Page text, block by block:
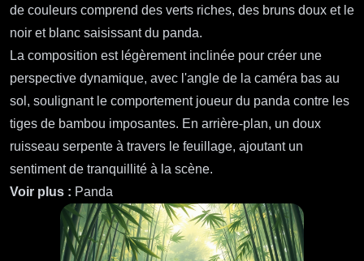
de couleurs comprend des verts riches, des bruns doux et le
noir et blanc saisissant du panda.
La composition est légèrement inclinée pour créer une
perspective dynamique, avec l'angle de la caméra bas au
sol, soulignant le comportement joueur du panda contre les
tiges de bambou imposantes. En arrière-plan, un doux
ruisseau serpente à travers le feuillage, ajoutant un
sentiment de tranquillité à la scène.
Voir plus : Panda